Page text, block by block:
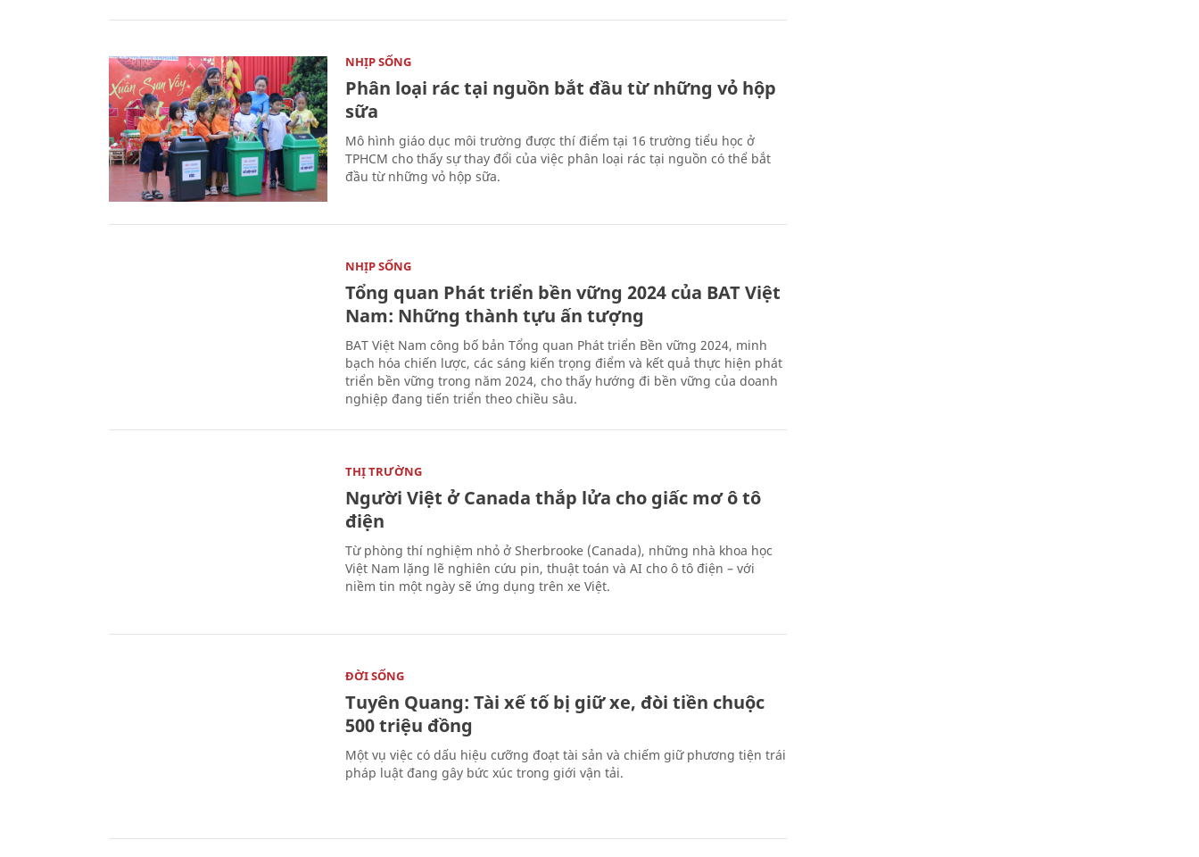
NHỊP SỐNG
Phân loại rác tại nguồn bắt đầu từ những vỏ hộp
sữa
Mô hình giáo dục môi trường được thí điểm tại 16 trường tiểu học ở
TPHCM cho thấy sự thay đổi của việc phân loại rác tại nguồn có thể bắt
đầu từ những vỏ hộp sữa.
NHỊP SỐNG
Tổng quan Phát triển bền vững 2024 của BAT Việt
Nam: Những thành tựu ấn tượng
BAT Việt Nam công bố bản Tổng quan Phát triển Bền vững 2024, minh
bạch hóa chiến lược, các sáng kiến trọng điểm và kết quả thực hiện phát
triển bền vững trong năm 2024, cho thấy hướng đi bền vững của doanh
nghiệp đang tiến triển theo chiều sâu.
THỊ TRƯỜNG
Người Việt ở Canada thắp lửa cho giấc mơ ô tô
điện
Từ phòng thí nghiệm nhỏ ở Sherbrooke (Canada), những nhà khoa học
Việt Nam lặng lẽ nghiên cứu pin, thuật toán và AI cho ô tô điện – với
niềm tin một ngày sẽ ứng dụng trên xe Việt.
ĐỜI SỐNG
Tuyên Quang: Tài xế tố bị giữ xe, đòi tiền chuộc
500 triệu đồng
Một vụ việc có dấu hiệu cưỡng đoạt tài sản và chiếm giữ phương tiện trái
pháp luật đang gây bức xúc trong giới vận tải.